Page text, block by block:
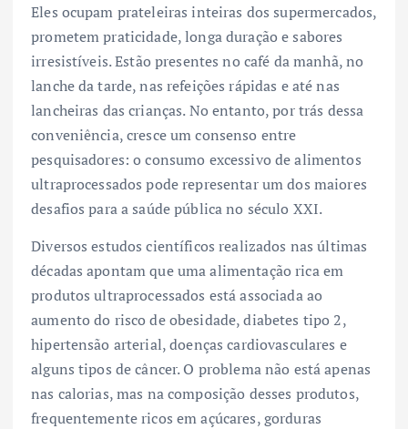
Eles ocupam prateleiras inteiras dos supermercados,
prometem praticidade, longa duração e sabores
irresistíveis. Estão presentes no café da manhã, no
lanche da tarde, nas refeições rápidas e até nas
lancheiras das crianças. No entanto, por trás dessa
conveniência, cresce um consenso entre
pesquisadores: o consumo excessivo de alimentos
ultraprocessados pode representar um dos maiores
desafios para a saúde pública no século XXI.
Diversos estudos científicos realizados nas últimas
décadas apontam que uma alimentação rica em
produtos ultraprocessados está associada ao
aumento do risco de obesidade, diabetes tipo 2,
hipertensão arterial, doenças cardiovasculares e
alguns tipos de câncer. O problema não está apenas
nas calorias, mas na composição desses produtos,
frequentemente ricos em açúcares, gorduras